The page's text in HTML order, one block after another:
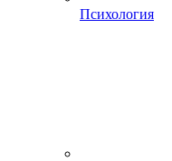
Психология